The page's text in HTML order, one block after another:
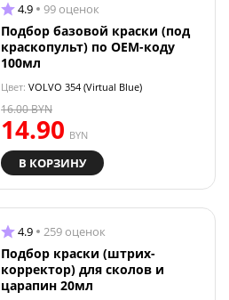
4.9 99 оценок
Подбор базовой краски (под
краскопульт) по OEM-коду
100мл
Цвет: VOLVO 354 (Virtual Blue)
14.90 BYN
16.00BYN
В КОРЗИНУ
4.9 259 оценок
Подбор краски (штрих-
корректор) для сколов и
царапин 20мл